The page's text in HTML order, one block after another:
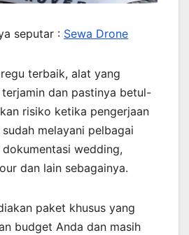
seputar : Sewa Drone
terbaik, alat yang
dan pastinya betul-
risiko ketika pengerjaan
melayani pelbagai
wedding,
dan lain sebagainya.
paket khusus yang
budget Anda dan masih